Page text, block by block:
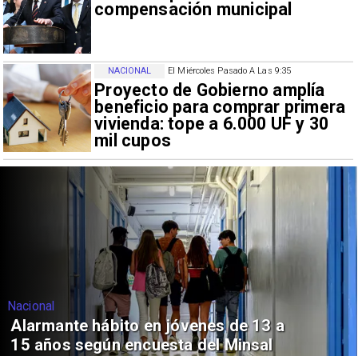
compensación municipal
El Miércoles Pasado A Las 9:35
Proyecto de Gobierno amplía
beneficio para comprar primera
vivienda: tope a 6.000 UF y 30
mil cupos
NACIONAL
Nacional
Alarmante hábito en jóvenes de 13 a
15 años según encuesta del Minsal